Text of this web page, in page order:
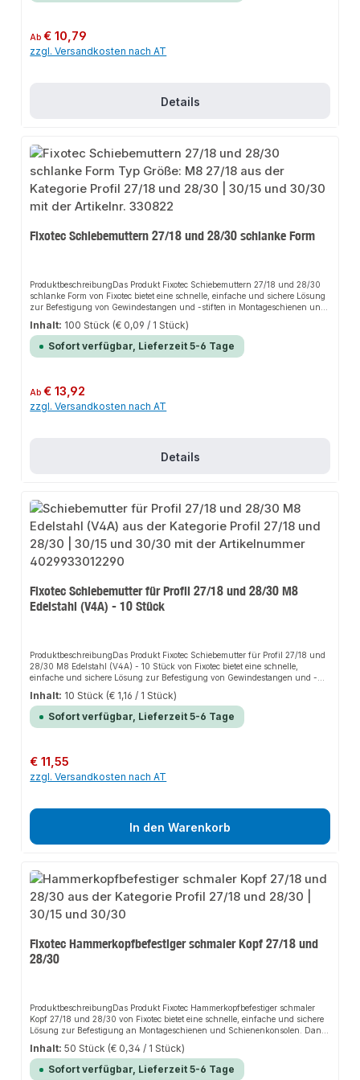
verzinktes Stahlband für erhöhten KorrosionsschutzRobotergeführte
Schweißnaht für gleichbleibende Qualität und hohe BelastbarkeitVersetzte
Langlöcher zur optimalen Ausrichtung bei der MontageMontagefreundliches
galvanisch verzinktVerschiedene Größen: 27/18 und 28/30In unserem
Experte für - Profiqualität - schnelle Lieferung - persönlichen und
zuverlässigen Kundenservice - 100% Zufriedenheit.
Regulärer Preis:
Ab€ 10,79
zzgl. Versandkosten nach AT
Details
Fixotec Schiebemuttern 27/18 und 28/30 schlanke Form
ProduktbeschreibungDas Produkt Fixotec Schiebemuttern 27/18 und 28/30
schlanke Form von Fixotec bietet eine schnelle, einfache und sichere Lösung
zur Befestigung von Gewindestangen und -stiften in Montageschienen und
Schienenkonsolen. Dank der stabilen Bauweise und der hochwertigen
Materialien sorgt es für perfekten Halt und passt sich flexibel an
verschiedene Anwendungsbereiche an. Das robuste Design und die einfache
Montage machen dieses Produkt zu einer zuverlässigen Wahl für jede
Passgenauigkeit.EigenschaftenHochwertiger, galvanisch verzinkter Stahl für
erhöhten KorrosionsschutzGeeignet für die Befestigung von Gewindestangen
und -stiftenEinfache und flexible InstallationHohe
Sie auch passende Zubehörteile sowie weitere Produkte für den Anschluss.
Inhalt: 100 Stück (€ 0,09 / 1 Stück)
Sofort verfügbar, Lieferzeit 5-6 Tage
Regulärer Preis:
Ab€ 13,92
zzgl. Versandkosten nach AT
Details
Fixotec Schiebemutter für Profil 27/18 und 28/30 M8
Edelstahl (V4A) - 10 Stück
ProduktbeschreibungDas Produkt Fixotec Schiebemutter für Profil 27/18 und
28/30 M8 Edelstahl (V4A) - 10 Stück von Fixotec bietet eine schnelle,
einfache und sichere Lösung zur Befestigung von Gewindestangen und -
stiften in Montageschienen und Schienenkonsolen. Dank der stabilen
Bauweise und der hochwertigen Materialien sorgt es für perfekten Halt und
passt sich flexibel an verschiedene Anwendungsbereiche an. Das robuste
Design und die einfache Montage machen dieses Produkt zu einer
anspruchsvollen Umgebungen macht.EigenschaftenHochwertiger Edelstahl
(V4A) für erhöhte KorrosionsbeständigkeitGeeignet für die Befestigung von
Gewindestangen und -stiftenEinfache und flexible InstallationHohe
(V4A)Geeignet für 27/18 und 28/30 ProfileIn unserem Sortiment finden Sie
auch passende Zubehörteile sowie weitere Produkte für den Anschluss.
Inhalt: 10 Stück (€ 1,16 / 1 Stück)
Sofort verfügbar, Lieferzeit 5-6 Tage
Regulärer Preis:
€ 11,55
zzgl. Versandkosten nach AT
In den Warenkorb
Fixotec Hammerkopfbefestiger schmaler Kopf 27/18 und
28/30
ProduktbeschreibungDas Produkt Fixotec Hammerkopfbefestiger schmaler
Kopf 27/18 und 28/30 von Fixotec bietet eine schnelle, einfache und sichere
Lösung zur Befestigung an Montageschienen und Schienenkonsolen. Dank
der stabilen Bauweise und der hochwertigen Materialien sorgt es für
perfekten Halt und passt sich flexibel an verschiedene Anwendungsbereiche
an. Das robuste Design und die einfache Montage machen dieses Produkt zu
einer zuverlässigen Wahl für jede Installation. Die Hammerkopfschrauben
Inhalt:50 Stück (€ 0,34 / 1 Stück)
Sofort verfügbar, Lieferzeit 5-6 Tage